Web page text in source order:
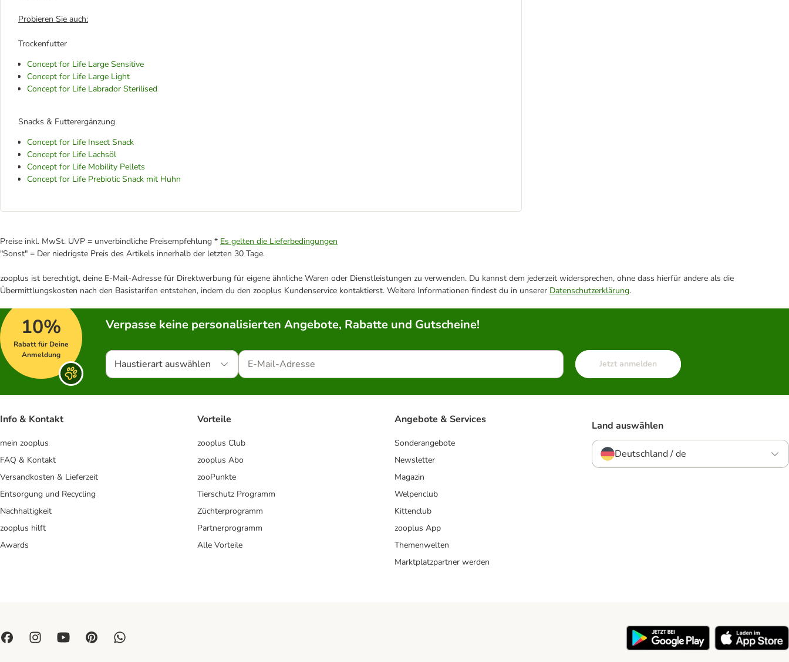
Probieren Sie auch:
Trockenfutter
Concept for Life Large Sensitive
Concept for Life Large Light
Concept for Life Labrador Sterilised
Snacks & Futterergänzung
Concept for Life Insect Snack
Concept for Life Lachsöl
Concept for Life Mobility Pellets
Concept for Life Prebiotic Snack mit Huhn
Preise inkl. MwSt. UVP = unverbindliche Preisempfehlung * Es gelten die Lieferbedingungen
"Sonst" = Der niedrigste Preis des Artikels innerhalb der letzten 30 Tage.
zooplus ist berechtigt, deine E-Mail-Adresse für Direktwerbung für eigene ähnliche Waren oder Dienstleistungen zu verwenden. Du kannst dem jederzeit widersprechen, ohne dass hierfür andere als die
Übermittlungskosten nach den Basistarifen entstehen, indem du den zooplus Kundenservice kontaktierst. Weitere Informationen findest du in unserer Datenschutzerklärung.
10%
Rabatt für Deine
Anmeldung
Verpasse keine personalisierten Angebote, Rabatte und Gutscheine!
Haustierart auswählen Jetzt anmelden
Info & Kontakt
mein zooplus
FAQ & Kontakt
Versandkosten & Lieferzeit
Entsorgung und Recycling
Nachhaltigkeit
zooplus hilft
Awards
Vorteile
zooplus Club
zooplus Abo
zooPunkte
Tierschutz Programm
Züchterprogramm
Partnerprogramm
Alle Vorteile
Angebote & Services
Sonderangebote
Newsletter
Magazin
Welpenclub
Kittenclub
zooplus App
Themenwelten
Marktplatzpartner werden
Land auswählen
Deutschland / de